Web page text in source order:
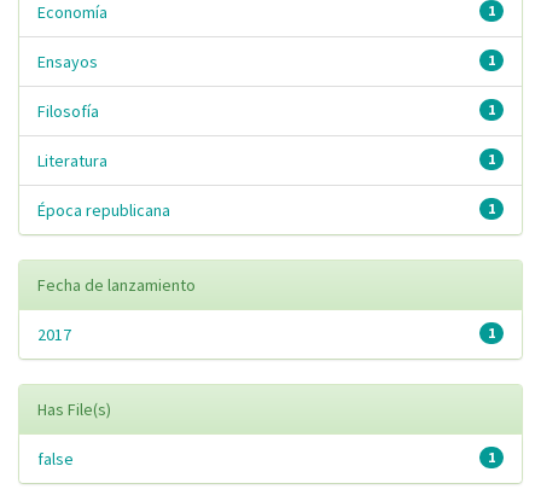
1
Economía
1
Ensayos
1
Filosofía
1
Literatura
1
Época republicana
Fecha de lanzamiento
1
2017
Has File(s)
1
false